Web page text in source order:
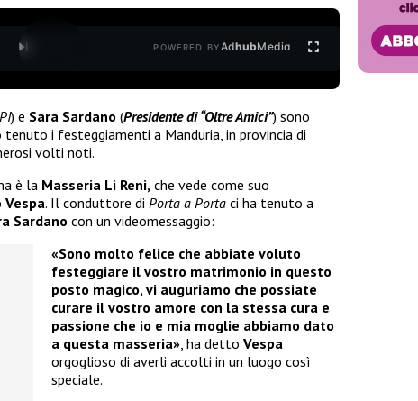
POWERED BYAdhubMedia
) e Sara Sardano (Presidente di “Oltre Amici”) sono
i festeggiamenti a Manduria, in provincia di
volti noti.
è la Masseria Li Reni, che vede come suo
Vespa. Il conduttore di Porta a Porta ci ha tenuto a
Sardano con un videomessaggio:
«Sono molto felice che abbiate voluto
festeggiare il vostro matrimonio in questo
posto magico, vi auguriamo che possiate
curare il vostro amore con la stessa cura e
passione che io e mia moglie abbiamo dato
a questa masseria» , ha detto Vespa
orgoglioso di averli accolti in un luogo così
speciale.